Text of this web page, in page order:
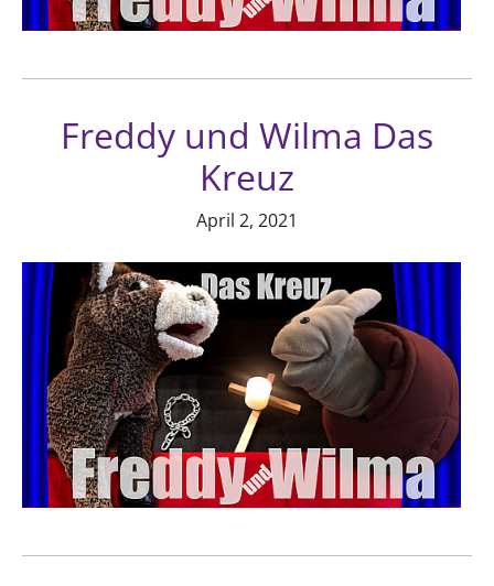
Freddy und Wilma Das
Kreuz
April 2, 2021